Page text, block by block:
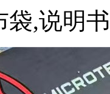
袋,说明